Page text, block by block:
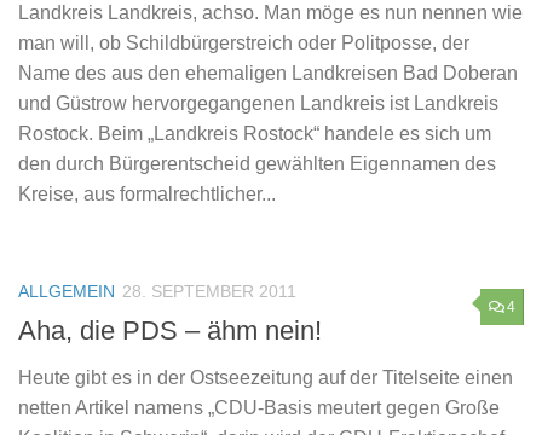
Landkreis Landkreis, achso. Man möge es nun nennen wie
man will, ob Schildbürgerstreich oder Politposse, der
Name des aus den ehemaligen Landkreisen Bad Doberan
und Güstrow hervorgegangenen Landkreis ist Landkreis
Rostock. Beim „Landkreis Rostock“ handele es sich um
den durch Bürgerentscheid gewählten Eigennamen des
Kreise, aus formalrechtlicher...
4
ALLGEMEIN 28. SEPTEMBER 2011
Aha, die PDS – ähm nein!
Heute gibt es in der Ostseezeitung auf der Titelseite einen
netten Artikel namens „CDU-Basis meutert gegen Große